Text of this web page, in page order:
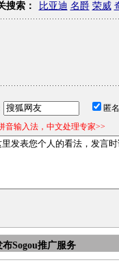
搜索： 比亚迪 名爵 荣威
匿
音输入法，中文处理专家>>
布Sogou推广服务